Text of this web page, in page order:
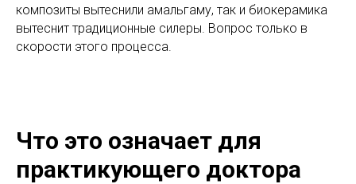
композиты вытеснили амальгаму, так и биокерамика
вытеснит традиционные силеры. Вопрос только в
скорости этого процесса.
Что это означает для
практикующего доктора